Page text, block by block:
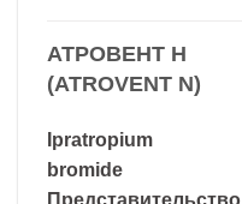
АТРОВЕНТ Н
(ATROVENT N)
Ipratropium
bromide
Представительство